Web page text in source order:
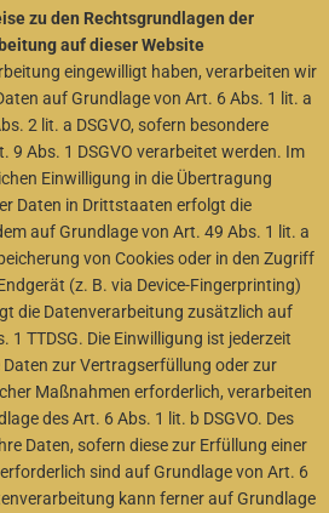
zu den Rechtsgrundlagen der
auf dieser Website
eingewilligt haben, verarbeiten wir
auf Grundlage von Art. 6 Abs. 1 lit. a
2 lit. a DSGVO, sofern besondere
9 Abs. 1 DSGVO verarbeitet werden. Im
Einwilligung in die Übertragung
Daten in Drittstaaten erfolgt die
auf Grundlage von Art. 49 Abs. 1 lit. a
von Cookies oder in den Zugriff
(z. B. via Device-Fingerprinting)
die Datenverarbeitung zusätzlich auf
1 TTDSG. Die Einwilligung ist jederzeit
zur Vertragserfüllung oder zur
Maßnahmen erforderlich, verarbeiten
des Art. 6 Abs. 1 lit. b DSGVO. Des
Daten, sofern diese zur Erfüllung einer
sind auf Grundlage von Art. 6
kann ferner auf Grundlage